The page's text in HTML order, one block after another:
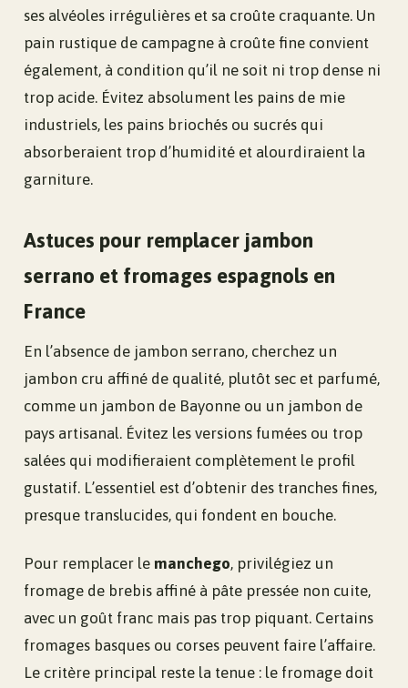
ses alvéoles irrégulières et sa croûte craquante. Un
pain rustique de campagne à croûte fine convient
également, à condition qu’il ne soit ni trop dense ni
trop acide. Évitez absolument les pains de mie
industriels, les pains briochés ou sucrés qui
absorberaient trop d’humidité et alourdiraient la
garniture.
Astuces pour remplacer jambon
serrano et fromages espagnols en
France
En l’absence de jambon serrano, cherchez un
jambon cru affiné de qualité, plutôt sec et parfumé,
comme un jambon de Bayonne ou un jambon de
pays artisanal. Évitez les versions fumées ou trop
salées qui modifieraient complètement le profil
gustatif. L’essentiel est d’obtenir des tranches fines,
presque translucides, qui fondent en bouche.
Pour remplacer le manchego, privilégiez un
fromage de brebis affiné à pâte pressée non cuite,
avec un goût franc mais pas trop piquant. Certains
fromages basques ou corses peuvent faire l’affaire.
Le critère principal reste la tenue : le fromage doit